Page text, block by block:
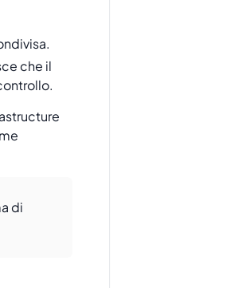
che il
di